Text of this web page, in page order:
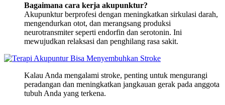
Bagaimana cara kerja akupunktur?
Akupunktur berprofesi dengan meningkatkan sirkulasi darah,
mengendurkan otot, dan merangsang produksi
neurotransmiter seperti endorfin dan serotonin. Ini
mewujudkan relaksasi dan penghilang rasa sakit.
Kalau Anda mengalami stroke, penting untuk mengurangi
peradangan dan meningkatkan jangkauan gerak pada anggota
tubuh Anda yang terkena.